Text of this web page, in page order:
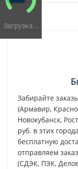
Загрузка...
Забирайте
(Армавир,
Новокубанск,
руб. в этих
бесплатную
отправляем
(СДЭК, ПЭК,